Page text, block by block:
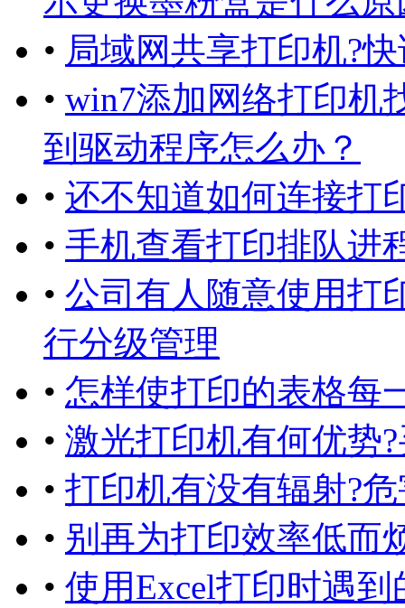
• 局域网共享打印机?
• win7添加网络打印机
到驱动程序怎么办？
• 还不知道如何连接打
• 手机查看打印排队进
• 公司有人随意使用打
行分级管理
• 怎样使打印的表格每
• 激光打印机有何优势
• 打印机有没有辐射?
• 别再为打印效率低而
• 使用Excel打印时遇